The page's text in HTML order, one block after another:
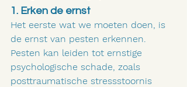
1. Erken de ernst
Het eerste wat we moeten doen, is
de ernst van pesten erkennen.
Pesten kan leiden tot ernstige
psychologische schade, zoals
posttraumatische stressstoornis